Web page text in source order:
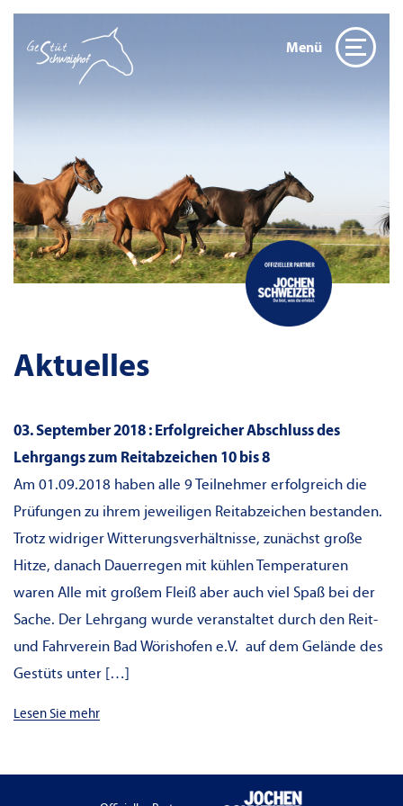
Menü
Aktuelles
03. September 2018 : Erfolgreicher Abschluss des
Lehrgangs zum Reitabzeichen 10 bis 8
Am 01.09.2018 haben alle 9 Teilnehmer erfolgreich die
Prüfungen zu ihrem jeweiligen Reitabzeichen bestanden.
Trotz widriger Witterungsverhältnisse, zunächst große
Hitze, danach Dauerregen mit kühlen Temperaturen
waren Alle mit großem Fleiß aber auch viel Spaß bei der
Sache. Der Lehrgang wurde veranstaltet durch den Reit-
und Fahrverein Bad Wörishofen e.V. auf dem Gelände des
Gestüts unter […]
Lesen Sie mehr